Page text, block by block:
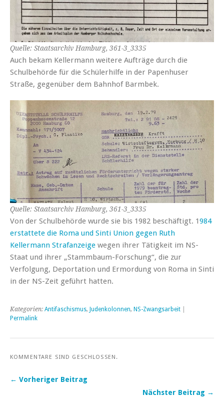
Quelle: Staatsarchiv Hamburg, 361-3_3335
Auch bekam Kellermann weitere Aufträge durch die
Schulbehörde für die Schülerhilfe in der Papenhuser
Straße, gegenüber dem Bahnhof Barmbek.
Quelle: Staatsarchiv Hamburg, 361-3_3335
Von der Schulbehörde wurde sie bis 1982 beschäftigt. 1984
erstattete die Roma und Sinti Union gegen Ruth
Kellermann Strafanzeige wegen ihrer Tätigkeit im NS-
Staat und ihrer „Stammbaum-Forschung“, die zur
Verfolgung, Deportation und Ermordung von Roma in Sinti
in der NS-Zeit geführt hatten.
Kategorien: Antifaschismus, Judenkolonnen, NS-Zwangsarbeit
Permalink
KOMMENTARE SIND GESCHLOSSEN.
← Vorheriger Beitrag
Nächster Beitrag →